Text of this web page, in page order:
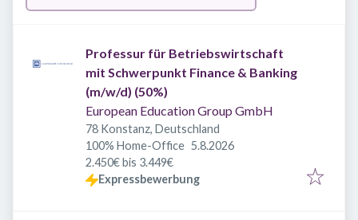
Professur für Betriebswirtschaft
mit Schwerpunkt Finance & Banking
(m/w/d) (50%)
European Education Group GmbH
78 Konstanz, Deutschland
100% Home-Office Veröffentlicht
5.8.2026
2.450€ bis 3.449€
Expressbewerbung